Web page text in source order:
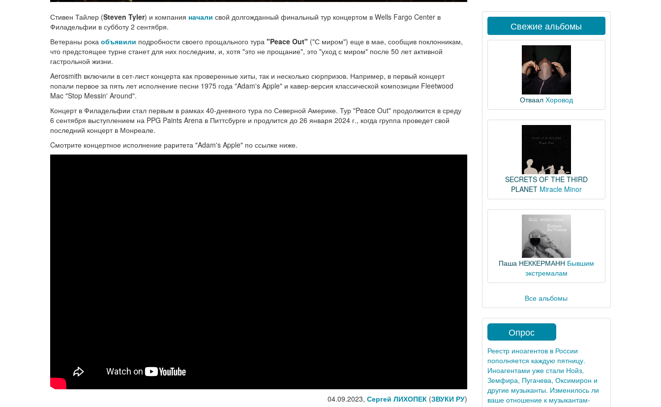
Стивен Тайлер (Steven Tyler) и компания начали свой долгожданный финальный тур концертом в Wells Fargo Center в
Филадельфии в субботу 2 сентября.
Ветераны рока объявили подробности своего прощального тура "Peace Out" ("С миром") еще в мае, сообщив поклонникам,
что предстоящее турне станет для них последним, и, хотя "это не прощание", это "уход с миром" после 50 лет активной
гастрольной жизни.
Aerosmith включили в сет-лист концерта как проверенные хиты, так и несколько сюрпризов. Например, в первый концерт
попали первое за пять лет исполнение песни 1975 года "Adam's Apple" и кавер-версия классической композиции Fleetwood
Mac "Stop Messin' Around".
Концерт в Филадельфии стал первым в рамках 40-дневного тура по Северной Америке. Тур "Peace Out" продолжится в среду
6 сентября выступлением на PPG Paints Arena в Питтсбурге и продлится до 26 января 2024 г., когда группа проведет свой
последний концерт в Монреале.
Cмотрите концертное исполнение раритета "Adam's Apple" по ссылке ниже.
04.09.2023, Сергей ЛИХОПЕК(ЗВУКИ РУ)
Свежие альбомы
Отваал Хоровод
SECRETS OF THE THIRD
PLANET Miracle Minor
Паша НЕККЕРМАНН Бывшим
экстремалам
Все альбомы
Опрос
Реестр иноагентов в России
пополняется каждую пятницу.
Иноагентами уже стали Нойз,
Земфира, Пугачева, Оксимирон и
другие музыканты. Изменилось ли
ваше отношение к музыкантам-